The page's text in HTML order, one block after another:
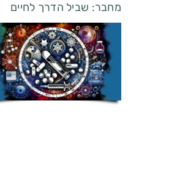
מחבר: שביל הדרך לחיים